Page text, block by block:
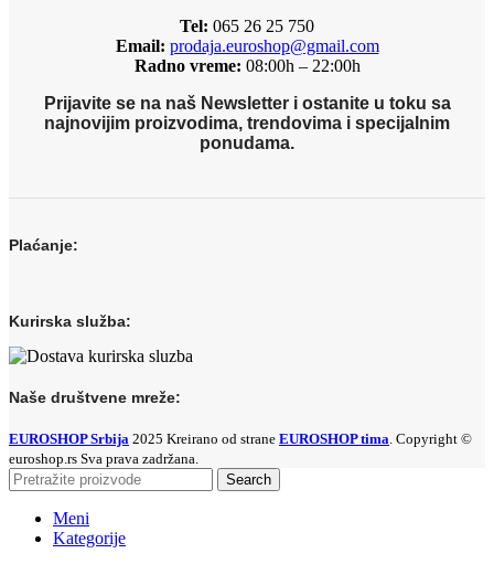
Tel: 065 26 25 750
Email: prodaja.euroshop@gmail.com
Radno vreme: 08:00h – 22:00h
Prijavite se na naš Newsletter i ostanite u toku sa
najnovijim proizvodima, trendovima i specijalnim
ponudama.
Plaćanje:
Kurirska služba:
Naše društvene mreže:
EUROSHOP Srbija 2025 Kreirano od strane EUROSHOP tima . Copyright ©
euroshop.rs Sva prava zadržana.
Search
Meni
Kategorije